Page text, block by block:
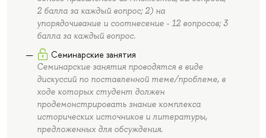
2 балла за каждый вопрос; 2) на
упорядочивание и соотнесение - 12 вопросов; 3
балла за каждый вопрос.
Семинарские занятия
Семинарские занятия проводятся в виде
дискуссий по поставленной теме/проблеме, в
ходе которых студент должен
продемонстрировать знание комплекса
исторических источников и литературы,
предложенных для обсуждения.